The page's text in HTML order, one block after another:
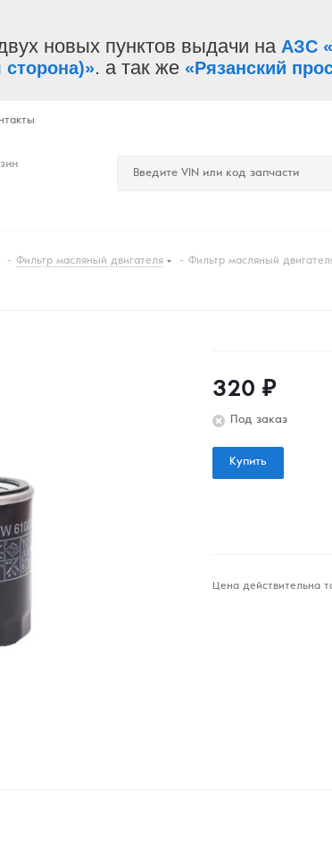
новых пунктов выдачи на АЗС
сторона)». а так же «Рязанский
- Фильтр масляный двигателя - Фильтр масляный
320 ₽
Под заказ
Купить
Цена действительна